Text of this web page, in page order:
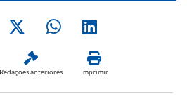
Redações anteriores Imprimir